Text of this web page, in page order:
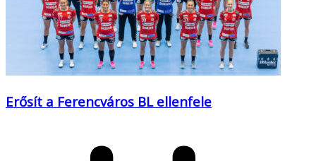
Erősít a Ferencváros BL ellenfele